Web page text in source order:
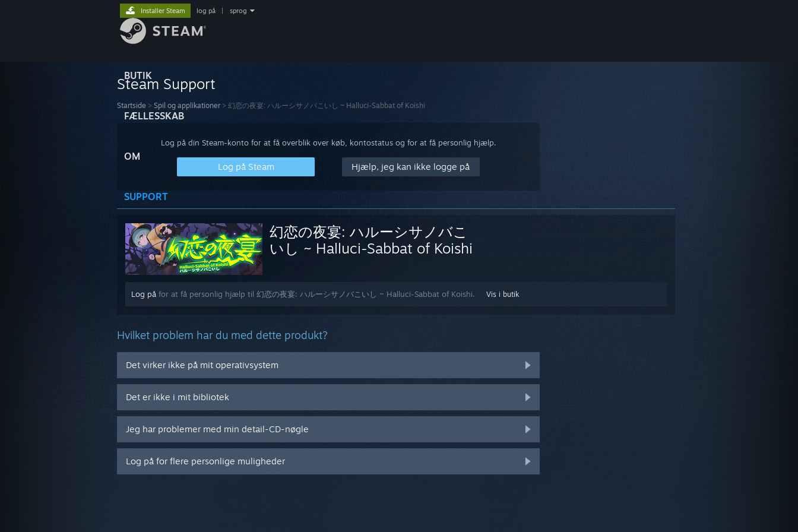
BUTIK
FÆLLESSKAB
OM
SUPPORT
Installer Steam log på sprog
Steam Support
Startside > Spil og applikationer > 幻恋の夜宴: ハルーシサノバこいし ~ Halluci-Sabbat of Koishi
Log på din Steam-konto for at få overblik over køb, kontostatus og for at få personlig hjælp.
Log på Steam Hjælp, jeg kan ikke logge på
幻恋の夜宴: ハルーシサノバこ
いし ~ Halluci-Sabbat of Koishi
Vis i butik
Log på for at få personlig hjælp til 幻恋の夜宴: ハルーシサノバこいし ~ Halluci-Sabbat of Koishi.
Hvilket problem har du med dette produkt?
Det virker ikke på mit operativsystem
Det er ikke i mit bibliotek
Jeg har problemer med min detail-CD-nøgle
Log på for flere personlige muligheder